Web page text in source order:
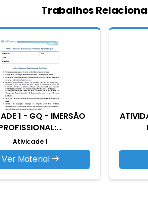
Trabalhos
1 - GQ - IMERSÃO
Atividade 1
Ver Material